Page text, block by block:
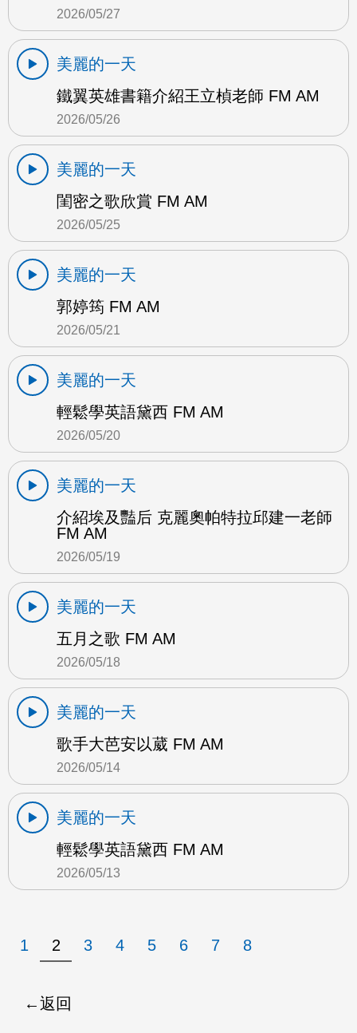
2026/05/27
美麗的一天
鐵翼英雄書籍介紹王立楨老師 FM AM
2026/05/26
美麗的一天
閨密之歌欣賞 FM AM
2026/05/25
美麗的一天
郭婷筠 FM AM
2026/05/21
美麗的一天
輕鬆學英語黛西 FM AM
2026/05/20
美麗的一天
介紹埃及豔后 克麗奧帕特拉邱建一老師
FM AM
2026/05/19
美麗的一天
五月之歌 FM AM
2026/05/18
美麗的一天
歌手大芭安以葳 FM AM
2026/05/14
美麗的一天
輕鬆學英語黛西 FM AM
2026/05/13
1 2 3 4 5 6 7 8
返回